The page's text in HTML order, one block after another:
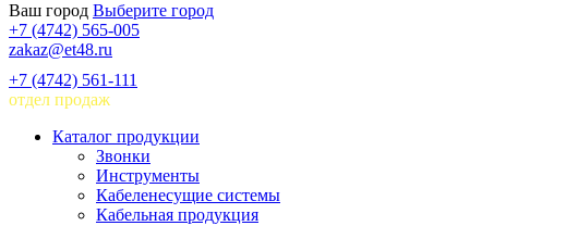
Ваш город Выберите город
+7 (4742) 565-005
zakaz@et48.ru
+7 (4742) 561-111
отдел продаж
Каталог продукции
Звонки
Инструменты
Кабеленесущие системы
Кабельная продукция